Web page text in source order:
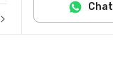
Chat